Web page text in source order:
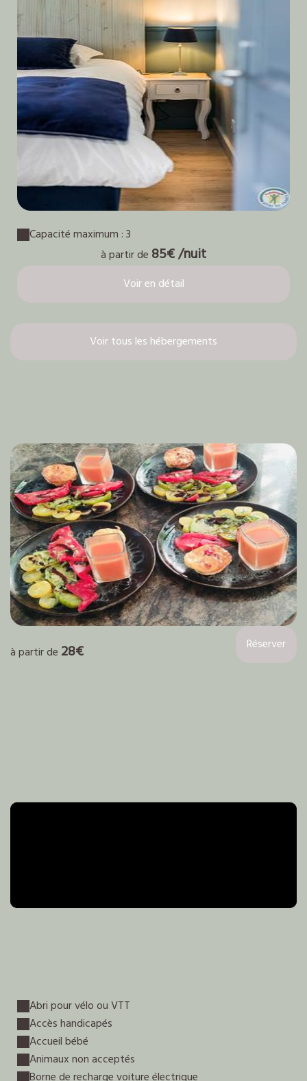
Capacité maximum : 3
à partir de 85€ /nuit
Voir en détail
Voir tous les hébergements
à partir de 28€ Réserver
Abri pour vélo ou VTT
Accès handicapés
Accueil bébé
Animaux non acceptés
Borne de recharge voiture électrique